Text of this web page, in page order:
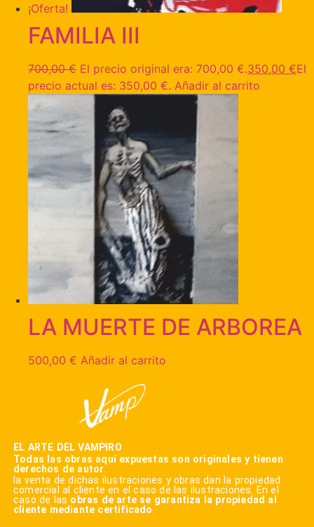
¡Oferta!
FAMILIA III
700,00€ El precio original era: 700,00 €.350,00 €El
precio actual es: 350,00 €. Añadir al carrito
LA MUERTE DE ARBOREA
500,00 € Añadir al carrito
EL ARTE DEL VAMPIRO
Todas las obras aquí expuestas son originales y tienen
derechos de autor
la venta de dichas ilustraciones y obras dan la propiedad
comercial al cliente en el caso de las ilustraciones. En el
caso de las obras de arte se garantiza la propiedad al
cliente mediante certificado